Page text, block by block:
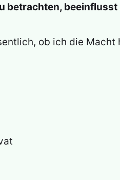
betrachten, beeinflusst
ob ich die Macht